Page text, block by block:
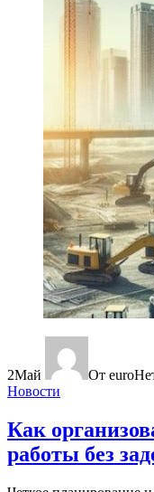
2Май От euro
Новости
Как
работы без